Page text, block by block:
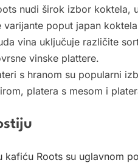
nudi širok izbor koktela,
varijante poput japan
vina uključuje različite
vinske plattere.
s hranom su popularni
platera s mesom i
kafiću Roots su uglavnom